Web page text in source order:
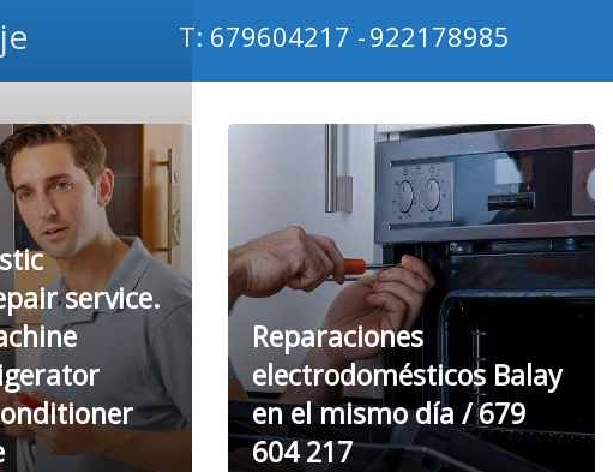
T: 679604217 -922178985
service.
Reparaciones
electrodomésticos Balay
en el mismo día / 679
604 217